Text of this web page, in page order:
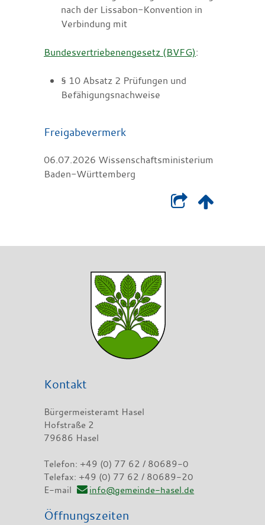
nach der Lissabon-Konvention in
Verbindung mit
Bundesvertriebenengesetz (BVFG):
§ 10 Absatz 2 Prüfungen und
Befähigungsnachweise
Freigabevermerk
06.07.2026 Wissenschaftsministerium
Baden-Württemberg
Kontakt
Bürgermeisteramt Hasel
Hofstraße 2
79686 Hasel
Telefon: +49 (0) 77 62 / 80689-0
Telefax: +49 (0) 77 62 / 80689-20
E-mail
info@gemeinde-hasel.de
Öffnungszeiten